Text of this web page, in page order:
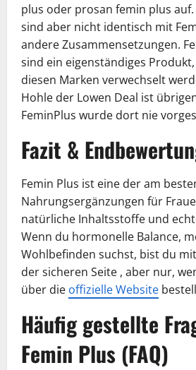
plus oder prosan femin plus
sind aber nicht identisch mit
andere Zusammensetzungen.
sind ein eigenständiges
diesen Marken verwechselt
Hohle der Lowen Deal ist
FeminPlus wurde dort nie
Fazit &
Femin Plus ist eine der am
Nahrungsergänzungen für
natürliche Inhaltsstoffe und
Wenn du hormonelle Balance,
Wohlbefinden suchst, bist du
der sicheren Seite , aber nur,
über die offizielle Website
Häufig gestellte
Femin Plus (FAQ)